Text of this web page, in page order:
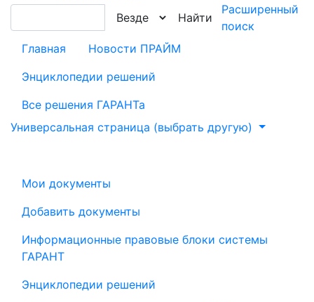
Найти
Расширенный
поиск
Главная
Новости ПРАЙМ
Энциклопедии решений
Все решения ГАРАНТа
Универсальная страница (выбрать другую)
Мои документы
Добавить документы
Информационные правовые блоки системы
ГАРАНТ
Энциклопедии решений